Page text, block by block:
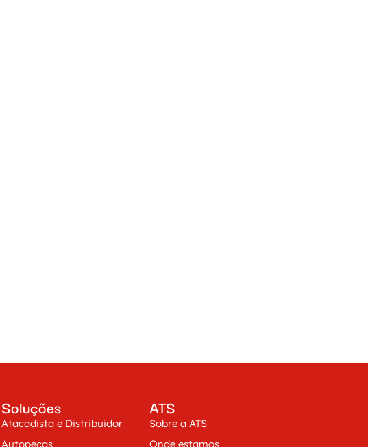
Soluções
Atacadista e Distribuidor
Autopeças
ATS
Sobre a ATS
Onde estamos